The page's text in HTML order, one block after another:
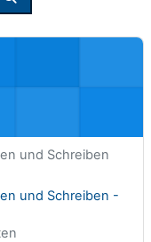
Поиск курса
Schreiben - 11-
und Schreiben
und Schreiben -